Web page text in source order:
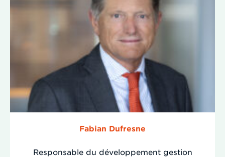
Fabian Dufresne
Responsable du développement gestion